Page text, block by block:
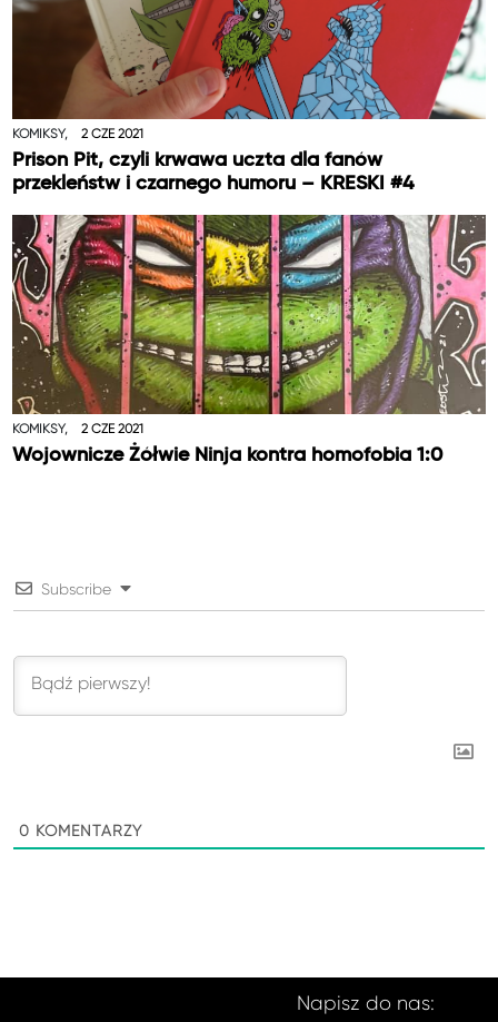
KOMIKSY, 2 CZE 2021
Prison Pit, czyli krwawa uczta dla fanów
przekleństw i czarnego humoru – KRESKI #4
KOMIKSY, 2 CZE 2021
Wojownicze Żółwie Ninja kontra homofobia 1:0
Subscribe
0 KOMENTARZY
Napisz do nas: